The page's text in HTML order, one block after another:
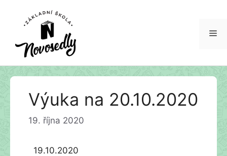
Přeskočit
Výuka na 20.10.2020
19. října 2020
19.10.2020